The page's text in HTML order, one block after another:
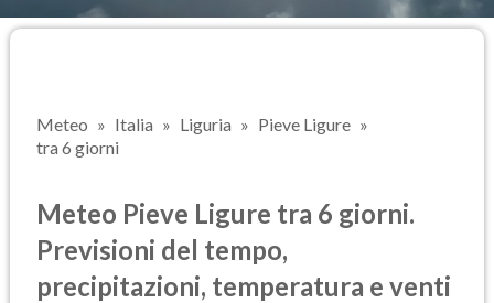
Meteo Italia Liguria
Pieve Ligure
tra 6 giorni
Meteo Pieve Ligure tra 6 giorni.
Previsioni del tempo,
precipitazioni, temperatura e venti